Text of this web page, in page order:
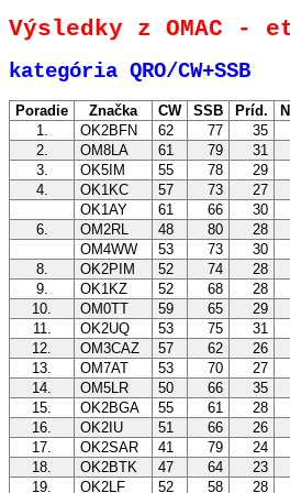
Výsledky z OMAC -
kategória QRO/CW+SSB
Poradie Značka CW SSB Príd.
1.
OK2BFN 62 77 35
2.
OM8LA 61 79 31
3.
OK5IM 55 78 29
4.
OK1KC 57 73 27
OK1AY
61 66 30
6.
OM2RL 48 80 28
OM4WW
53 73 30
8.
OK2PIM 52 74 28
9.
OK1KZ 52 68 28
10.
OM0TT 59 65 29
11.
OK2UQ 53 75 31
12.
OM3CAZ 57 62 26
13.
OM7AT 53 70 27
14.
OM5LR 50 66 35
15.
OK2BGA 55 61 28
16.
OK2IU 51 66 26
17.
OK2SAR 41 79 24
18.
OK2BTK 47 64 23
19.
OK2LF 52 58 28